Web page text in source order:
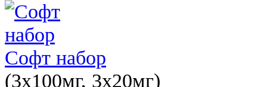
Софт набор
(3x100мг, 3x20мг)